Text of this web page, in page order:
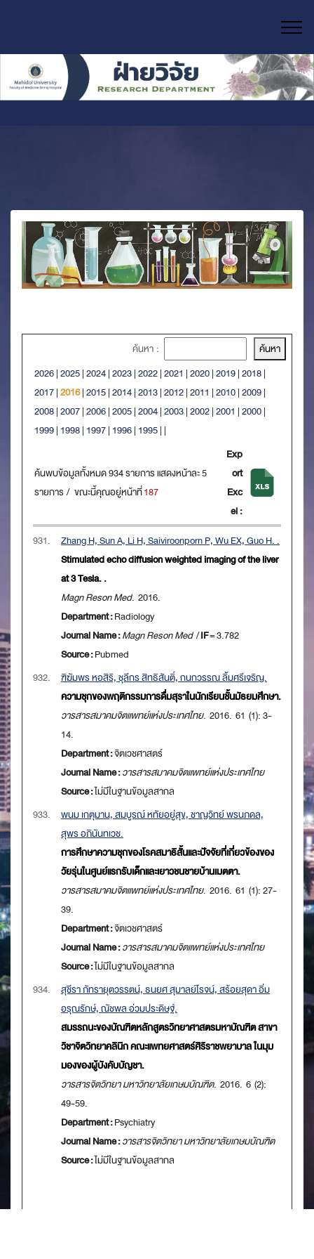
ค้นหา :
2026|2025|2024|2023|2022|2021 |2020|2019|2018|
2017|2016|2015|2014|2013|2012|2011 |2010|2009|
2008|2007|2006|2005|2004|2003|2002|2001 |2000|
1999| 1998| 1997| 1996| 1995| |
ค้นพบข้อมูลทั้งหมด 934 รายการ แสดงหน้าละ 5
รายการ / ขณะนี้คุณอยู่หน้าที่187
Exp
ort
Exc
el :
931.
Zhang H, Sun A, Li H, Saiviroonporn P, Wu EX, Guo H. .
Stimulated echo diffusion weighted imaging of the liver
at 3 Tesla. .
Magn Reson Med. 2016.
Department :Radiology
Journal Name :Magn Reson Med/IF= 3.782
Source :Pubmed
932.
ฑิฆัมพร หอสิริ, ชุลีกร สิทธิสันติ์, กนกวรรณ ลิ้มศรีเจริญ.
ความชุกของพฤติกรรมการดื่มสุราในนักเรียนชั้นมัธยมศึกษา.
วารสารสมาคมจิตแพทย์แห่งประเทศไทย. 2016. 61 (1): 3-
14.
Department :จิตเวชศาสตร์
Journal Name :วารสารสมาคมจิตแพทย์แห่งประเทศไทย
Source :ไม่มีในฐานข้อมูลสากล
933.
พนม เกตุมาน, สมบูรณ์ หทัยอยู่สุข, ชาญวิทย์ พรนภดล,
สุพร อภินันทเวช.
การศึกษาความชุกของโรคสมาธิสั้นและปัจจัยที่เกี่ยวข้องของ
วัยรุ่นในศูนย์แรกรับเด็กและเยาวชนชายบ้านเมตตา.
วารสารสมาคมจิตแพทย์แห่งประเทศไทย. 2016. 61 (1): 27-
39.
Department :จิตเวชศาสตร์
Journal Name :วารสารสมาคมจิตแพทย์แห่งประเทศไทย
Source :ไม่มีในฐานข้อมูลสากล
934.
สุชีรา ภัทรายุตวรรตน์, ธนยศ สุมาลย์โรจน์, สร้อยสุดา อิ่ม
อรุณรักษ์, ณัชพล อ่วมประดิษฐ์.
สมรรถนะของบัณฑิตหลักสูตรวิทยาศาสตรมหาบัณฑิต สาขา
วิชาจิตวิทยาคลินิก คณะแพทยศาสตร์ศิริราชพยาบาล ในมุม
มองของผู้บังคับบัญชา.
วารสารจิตวิทยา มหาวิทยาลัยเกษมบัณฑิต. 2016. 6 (2):
49-59.
Department :Psychiatry
Journal Name :วารสารจิตวิทยา มหาวิทยาลัยเกษมบัณฑิต
Source :ไม่มีในฐานข้อมูลสากล